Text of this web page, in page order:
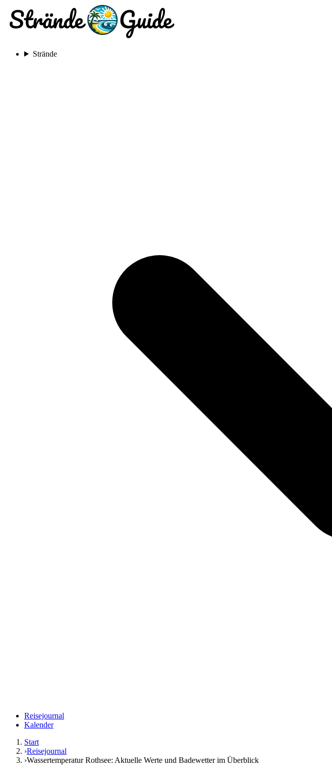
Strände
Reisejournal
Kalender
Start
›Reisejournal
›Wassertemperatur Rothsee: Aktuelle Werte und Badewetter im Überblick